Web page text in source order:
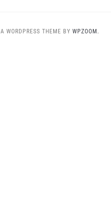
WORDPRESS THEME BY WPZOOM.